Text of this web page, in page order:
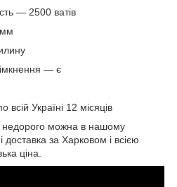
— 2500 ватів
— є
всій Україні 12 місяців
недорого можна в нашому
доставка за Харковом і всією
ціна.